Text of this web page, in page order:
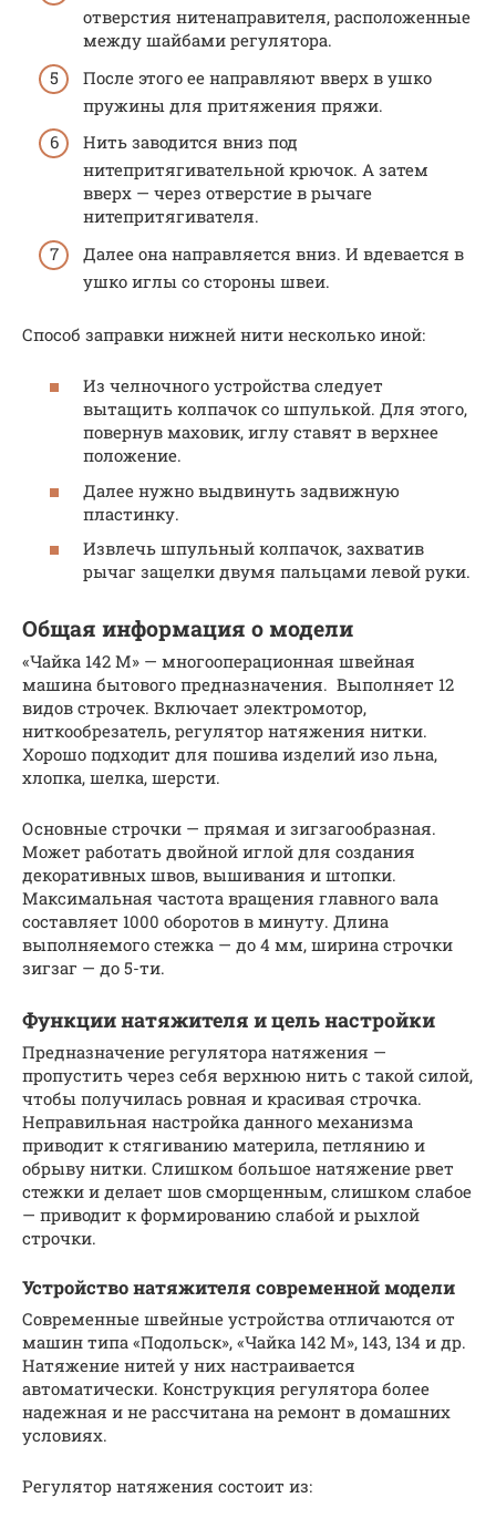
отверстия нитенаправителя, расположенные
между шайбами регулятора.
После этого ее направляют вверх в ушко
пружины для притяжения пряжи.
Нить заводится вниз под
нитепритягивательной крючок. А затем
вверх — через отверстие в рычаге
нитепритягивателя.
Далее она направляется вниз. И вдевается в
ушко иглы со стороны швеи.
Способ заправки нижней нити несколько иной:
Из челночного устройства следует
вытащить колпачок со шпулькой. Для этого,
повернув маховик, иглу ставят в верхнее
положение.
Далее нужно выдвинуть задвижную
пластинку.
Извлечь шпульный колпачок, захватив
рычаг защелки двумя пальцами левой руки.
Общая информация о модели
«Чайка 142 М» — многооперационная швейная
машина бытового предназначения. Выполняет 12
видов строчек. Включает электромотор,
ниткообрезатель, регулятор натяжения нитки.
Хорошо подходит для пошива изделий изо льна,
хлопка, шелка, шерсти.
Основные строчки — прямая и зигзагообразная.
Может работать двойной иглой для создания
декоративных швов, вышивания и штопки.
Максимальная частота вращения главного вала
составляет 1000 оборотов в минуту. Длина
выполняемого стежка — до 4 мм, ширина строчки
зигзаг — до 5-ти.
Функции натяжителя и цель настройки
Предназначение регулятора натяжения —
пропустить через себя верхнюю нить с такой силой,
чтобы получилась ровная и красивая строчка.
Неправильная настройка данного механизма
приводит к стягиванию материла, петлянию и
обрыву нитки. Слишком большое натяжение рвет
стежки и делает шов сморщенным, слишком слабое
— приводит к формированию слабой и рыхлой
строчки.
Устройство натяжителя современной модели
Современные швейные устройства отличаются от
машин типа «Подольск», «Чайка 142 М», 143, 134 и др.
Натяжение нитей у них настраивается
автоматически. Конструкция регулятора более
надежная и не рассчитана на ремонт в домашних
условиях.
Регулятор натяжения состоит из: